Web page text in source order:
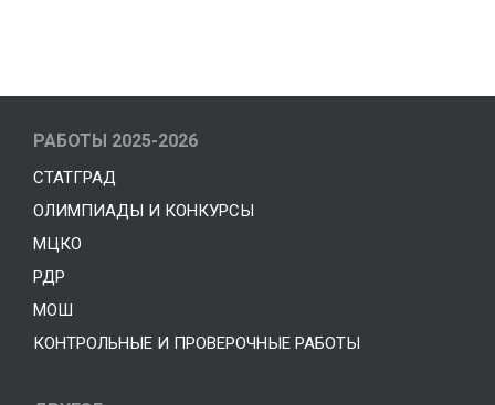
РАБОТЫ 2025-2026
СТАТГРАД
ОЛИМПИАДЫ И КОНКУРСЫ
МЦКО
РДР
МОШ
КОНТРОЛЬНЫЕ И ПРОВЕРОЧНЫЕ РАБОТЫ